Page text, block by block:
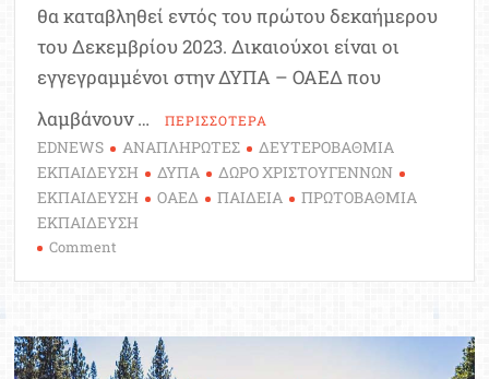
θα καταβληθεί εντός του πρώτου δεκαήμερου
του Δεκεμβρίου 2023. Δικαιούχοι είναι οι
εγγεγραμμένοι στην ΔΥΠΑ – ΟΑΕΔ που
λαμβάνουν …
ΠΕΡΙΣΣΟΤΕΡΑ
EDNEWS ΑΝΑΠΛΗΡΩΤΕΣ
ΔΕΥΤΕΡΟΒΑΘΜΙΑ
ΕΚΠΑΙΔΕΥΣΗ
ΔΥΠΑ
ΔΩΡΟ ΧΡΙΣΤΟΥΓΕΝΝΩΝ
ΕΚΠΑΙΔΕΥΣΗ
ΟΑΕΔ ΠΑΙΔΕΙΑ
ΠΡΩΤΟΒΑΘΜΙΑ
ΕΚΠΑΙΔΕΥΣΗ
Comment
το
δώρο